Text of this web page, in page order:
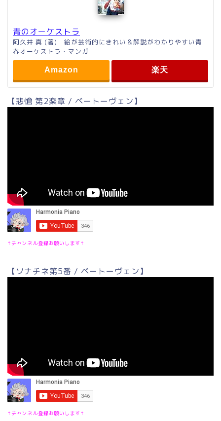
青のオーケストラ
阿久井 真 (著) 絵が芸術的にきれい＆解説がわかりやすい青
春オーケストラ・マンガ
Amazon 楽天
【悲愴 第2楽章 / ベートーヴェン】
↑チャンネル登録お願いします↑
【ソナチネ第5番 / ベートーヴェン】
↑チャンネル登録お願いします↑